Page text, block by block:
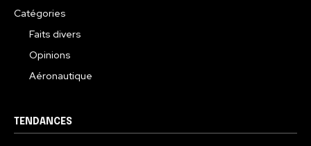
Catégories
Faits divers
Opinions
Aéronautique
TENDANCES